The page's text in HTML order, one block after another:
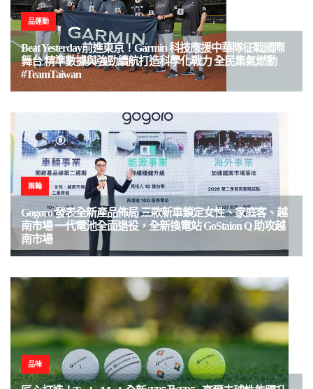
品運動
Beat Yesterday前進東京！Garmin 科技應援中華隊征戰國際
舞台 精準數據與強勁續航打造科學化戰力 全民集氣燃動
#TeamTaiwan
兩輪
Gogoro 發表全新產品佈局 三款新車鎖定女性、家庭客、越
南市場 一代電池全面退役，全新換電站 GoStaion Q 助攻越
南市場
品味